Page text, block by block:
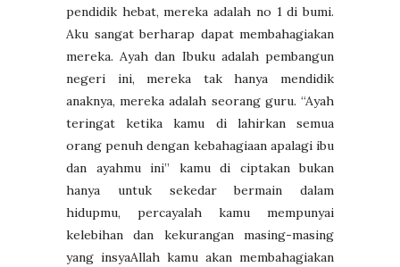
pendidik hebat, mereka adalah no 1 di bumi.
Aku sangat berharap dapat membahagiakan
mereka. Ayah dan Ibuku adalah pembangun
negeri ini, mereka tak hanya mendidik
anaknya, mereka adalah seorang guru. “Ayah
teringat ketika kamu di lahirkan semua
orang penuh dengan kebahagiaan apalagi ibu
dan ayahmu ini” kamu di ciptakan bukan
hanya untuk sekedar bermain dalam
hidupmu, percayalah kamu mempunyai
kelebihan dan kekurangan masing-masing
yang insyaAllah kamu akan membahagiakan